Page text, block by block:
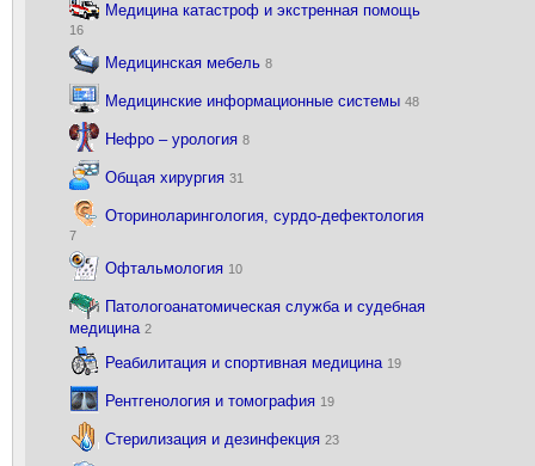
Медицина катастроф и экстренная помощь
16
Медицинская мебель 8
Медицинские информационные системы 48
Нефро – урология 8
Общая хирургия 31
Оториноларингология, сурдо-дефектология
7
Офтальмология 10
Патологоанатомическая служба и судебная
медицина 2
Реабилитация и спортивная медицина 19
Рентгенология и томография 19
Стерилизация и дезинфекция 23